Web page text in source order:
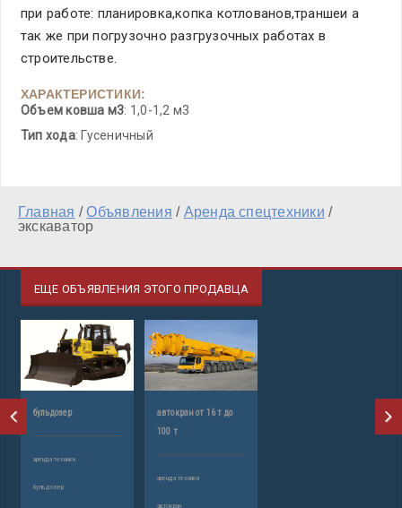
при работе: планировка,копка котлованов,траншеи а
так же при погрузочно разгрузочных работах в
строительстве.
ХАРАКТЕРИСТИКИ:
Объем ковша м3: 1,0-1,2 м3
Тип хода: Гусеничный
Главная /Объявления / Аренда спецтехники /
экскаватор
ЕЩЕ ОБЪЯВЛЕНИЯ ЭТОГО ПРОДАВЦА
бульдозер
аренда техники
бульдозер
автокран от 16 т до
100 т
аренда техники
автокран